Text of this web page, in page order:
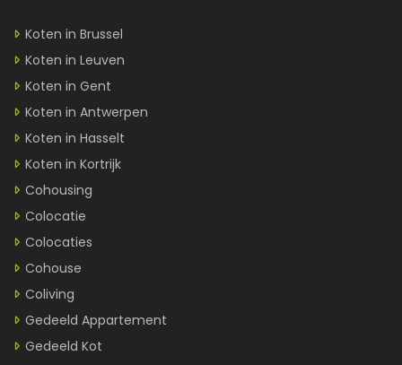
Koten in Brussel
Koten in Leuven
Koten in Gent
Koten in Antwerpen
Koten in Hasselt
Koten in Kortrijk
Cohousing
Colocatie
Colocaties
Cohouse
Coliving
Gedeeld Appartement
Gedeeld Kot